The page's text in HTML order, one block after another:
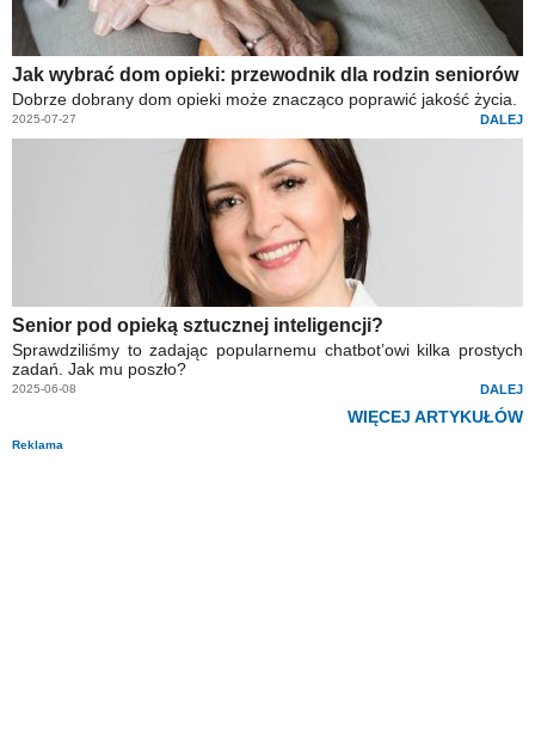
Jak wybrać dom opieki: przewodnik dla rodzin seniorów
Dobrze dobrany dom opieki może znacząco poprawić jakość życia.
2025-07-27 DALEJ
Senior pod opieką sztucznej inteligencji?
Sprawdziliśmy to zadając popularnemu chatbot’owi kilka prostych
zadań. Jak mu poszło?
2025-06-08 DALEJ
WIĘCEJ ARTYKUŁÓW
Reklama